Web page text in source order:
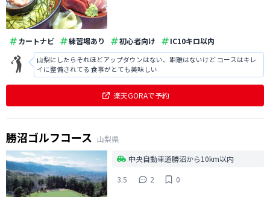
カートナビ 練習場あり 初心者向け IC10キロ以内
山梨にしたらそれほどアップダウンはない、距離はないけど コースはキレ
イに整備されてる 食事がとても美味しい
楽天GORAで予約
勝沼ゴルフコース 山梨県
中央自動車道勝沼から10km以内
3.5
2 0